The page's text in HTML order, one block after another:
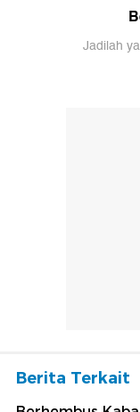
Jadilah
Berita Terkait